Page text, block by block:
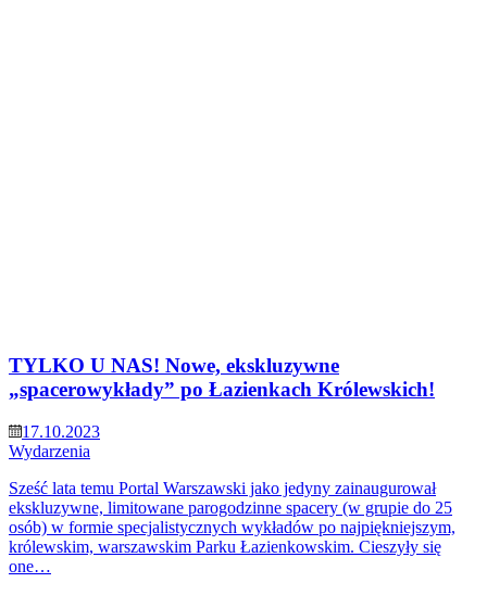
TYLKO U NAS! Nowe, ekskluzywne
„spacerowykłady” po Łazienkach Królewskich!
17.10.2023
Wydarzenia
Sześć lata temu Portal Warszawski jako jedyny zainaugurował
ekskluzywne, limitowane parogodzinne spacery (w grupie do 25
osób) w formie specjalistycznych wykładów po najpiękniejszym,
królewskim, warszawskim Parku Łazienkowskim. Cieszyły się
one…